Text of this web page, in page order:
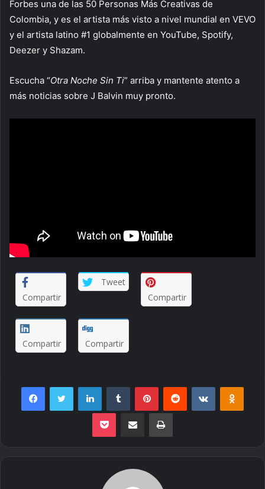
Forbes una de las 50 Personas Más Creativas de
Colombia, y es el artista más visto a nivel mundial en VEVO
y el artista latino #1 globalmente en YouTube, Spotify,
Deezer y Shazam.
Escucha “Otra Noche Sin Ti” arriba y mantente atento a
más noticias sobre J Balvin muy pronto.
Compartir
Tweet
Compartir
Compartir Compartir
Pocket Envie por Email Imprimir